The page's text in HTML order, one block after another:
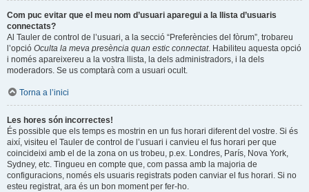
Com puc evitar que el meu nom d’usuari aparegui a la llista d’usuaris
connectats?
Al Tauler de control de l’usuari, a la secció “Preferències del fòrum”, trobareu
l’opció Oculta la meva presència quan estic connectat. Habiliteu aquesta opció
i només apareixereu a la vostra llista, la dels administradors, i la dels
moderadors. Se us comptarà com a usuari ocult.
Torna a l’inici
Les hores són incorrectes!
És possible que els temps es mostrin en un fus horari diferent del vostre. Si és
així, visiteu el Tauler de control de l’usuari i canvieu el fus horari per que
coincideixi amb el de la zona on us trobeu, p.ex. Londres, París, Nova York,
Sydney, etc. Tingueu en compte que, com passa amb la majoria de
configuracions, només els usuaris registrats poden canviar el fus horari. Si no
esteu registrat, ara és un bon moment per fer-ho.